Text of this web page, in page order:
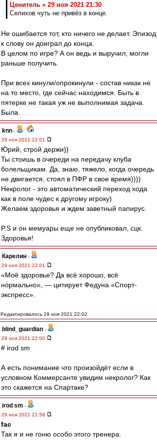
Ценитель » 29 ноя 2021 21:30
Селихов чуть не привёз в конце.
Не ошибается тот, кто ничего не делает. Эпизод
к слову он доиграл до конца.
В целом по игре? А он ведь и выручил, могли
раньше получить.
При всех кинули/опрокинули - состав никак не
на то место, где сейчас находимся. Быть в
пятерке не такая уж не выполнимая задача.
Была.
knn -
29 ноя 2021 22:01
Юрий, строй держи))
Ты стоишь в очереди на передачу клуба
болельщикам. Да, знаю, тяжело, когда очередь
не двигается, стоял в ПФР в свое время))))
Некролог - это автоматический переход хода
как в поле чудес к другому игроку)
Желаем здоровья и ждем заветный папирус.
P.S и он мемуары еще не опубликовал, сцк.
Здоровья!
Карелин -
29 ноя 2021 22:01
«Моё здоровье? Да всё хорошо, всё
нормально», — цитирует Федуна «Спорт-
экспресс».
Редактировалось 29 ноя 2021 22:02
blind_guardian -
29 ноя 2021 22:00
# irod sm
А есть понимание что произойдёт если в
условном Коммерсанте увидим некролог? Как
это скажется на Спартаке?
irod sm -
29 ноя 2021 21:56
fac
Так я и не гоню особо этого тренера.